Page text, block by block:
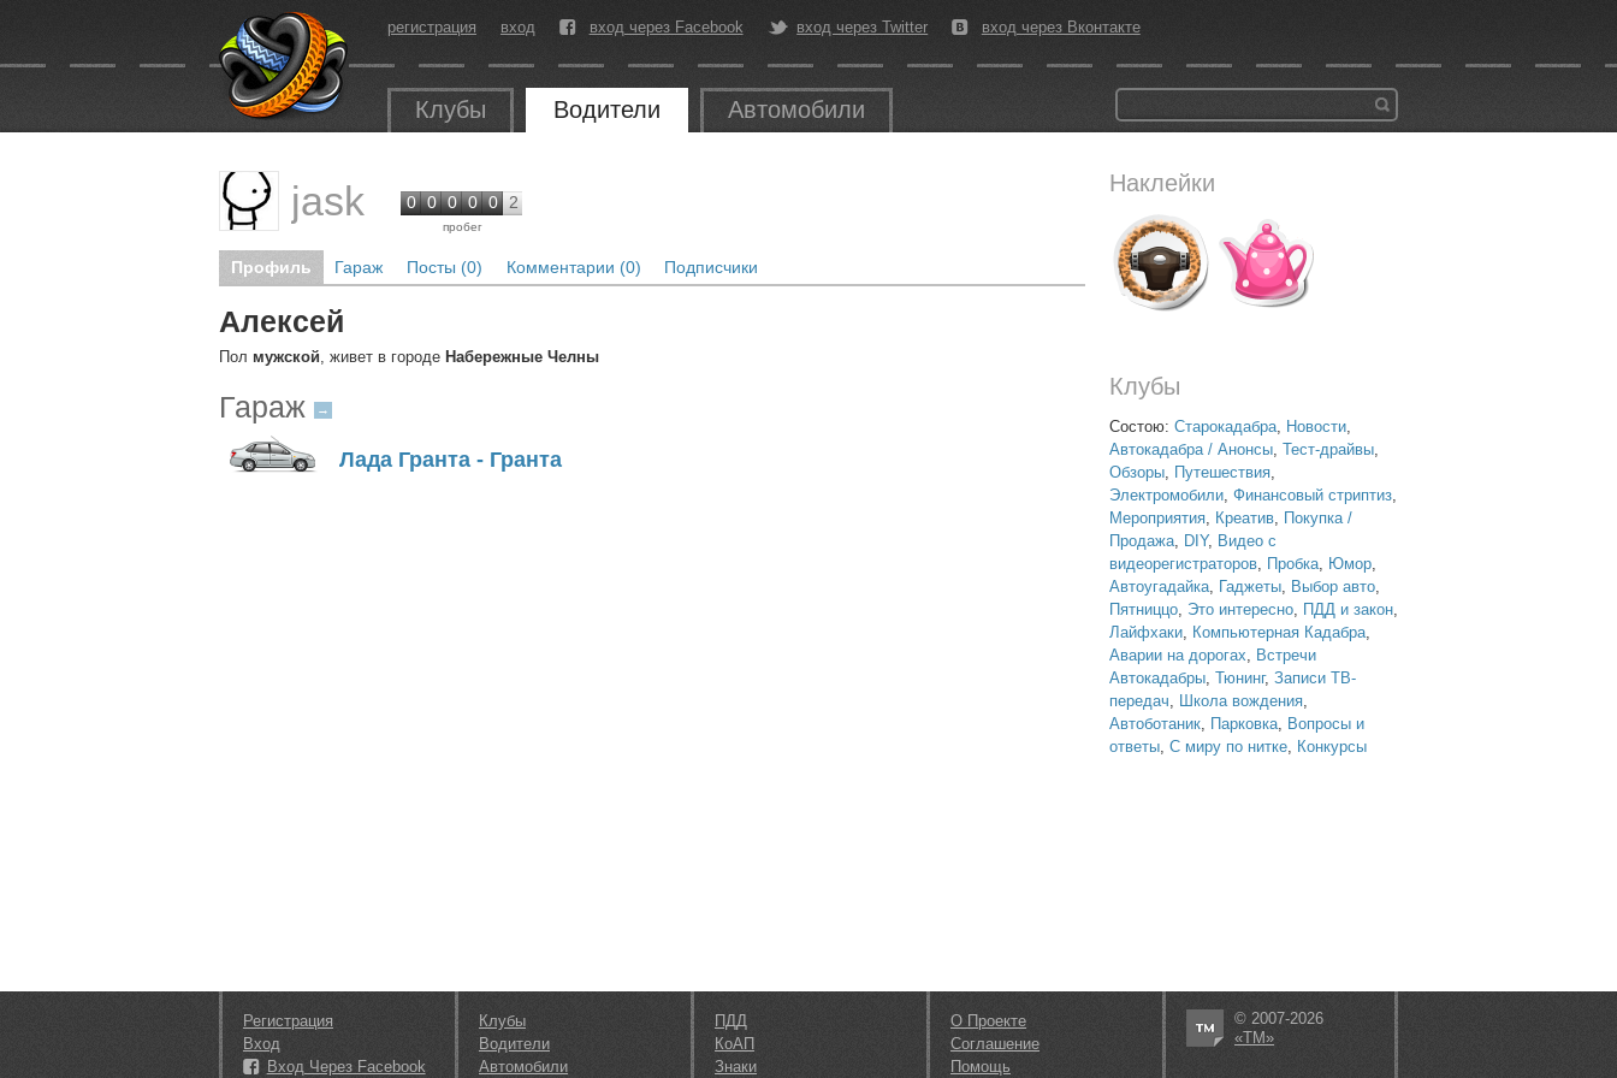
регистрация вход вход через Facebook вход через Twitter вход через Вконтакте
Клубы Водители Автомобили
Наклейки
Клубы
Состою: Старокадабра, Новости,
Автокадабра / Анонсы, Тест-драйвы,
Обзоры, Путешествия,
Электромобили, Финансовый стриптиз,
Мероприятия, Креатив, Покупка /
Продажа, DIY, Видео с
видеорегистраторов, Пробка, Юмор,
Автоугадайка, Гаджеты, Выбор авто,
Пятниццо, Это интересно, ПДД и закон,
Лайфхаки, Компьютерная Кадабра,
Аварии на дорогах, Встречи
Автокадабры, Тюнинг, Записи ТВ-
передач, Школа вождения,
Автоботаник, Парковка, Вопросы и
ответы, С миру по нитке, Конкурсы
jask 0 0 0 0 0 2
пробег
Профиль Гараж Посты (0) Комментарии (0) Подписчики
Алексей
Пол мужской, живет в городе Набережные Челны
Гараж →
Лада Гранта - Гранта
Регистрация
Вход
Вход Через Facebook
Клубы
Водители
Автомобили
ПДД
КоАП
Знаки
О Проекте
Соглашение
Помощь
© 2007-2026
«ТМ»